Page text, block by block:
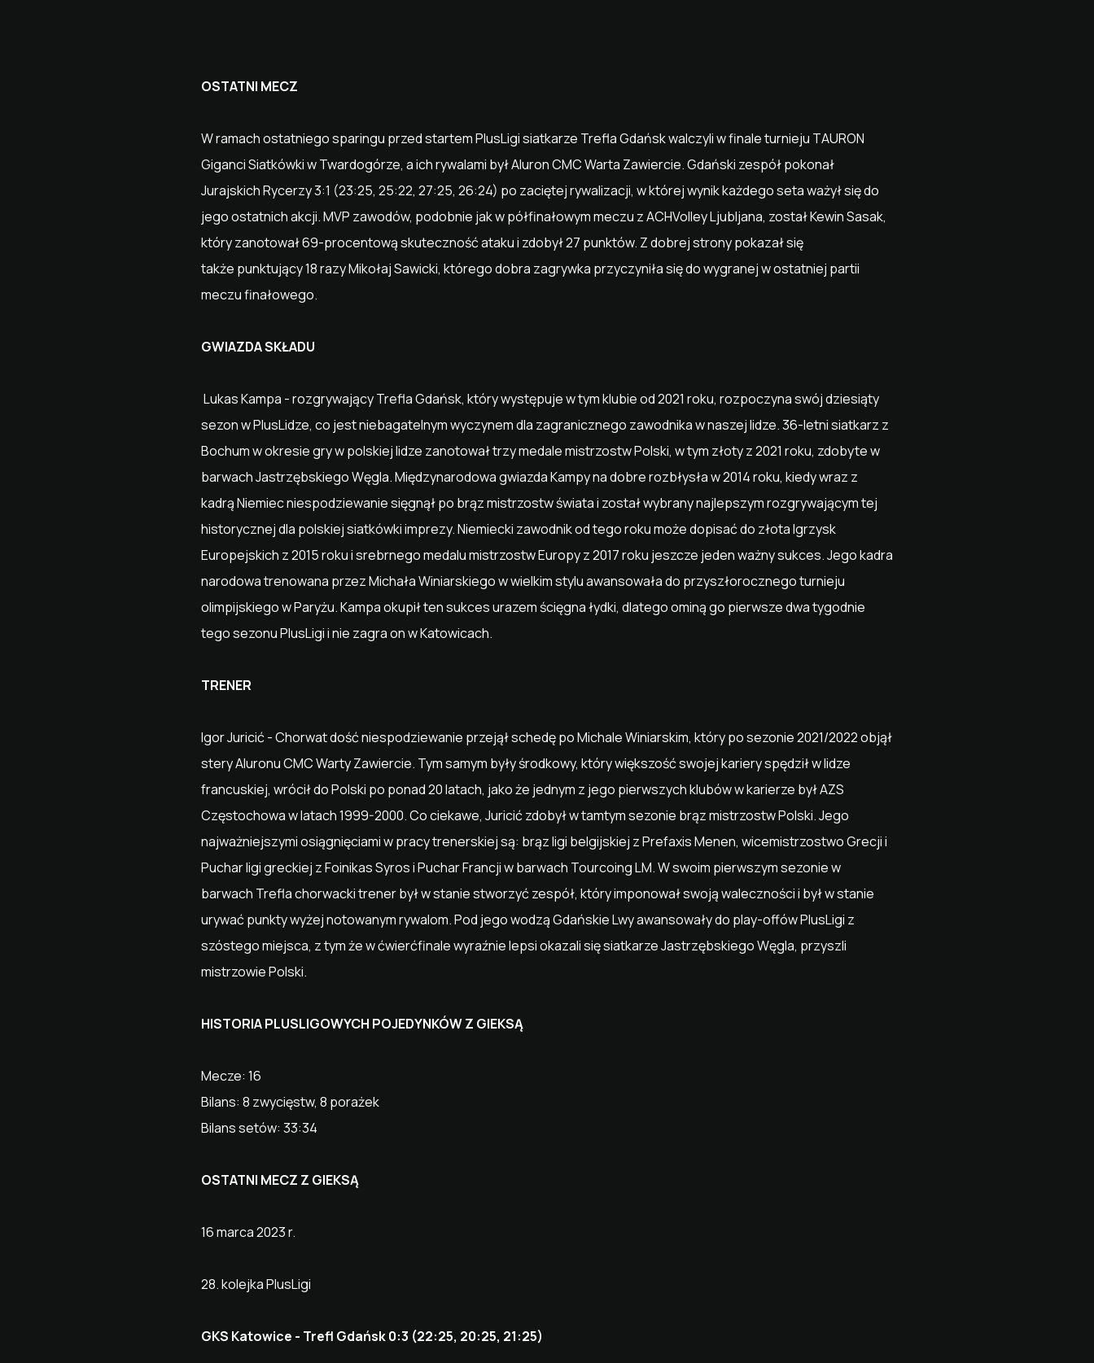
OSTATNI MECZ
W ramach ostatniego sparingu przed startem PlusLigi siatkarze Trefla Gdańsk walczyli w finale turnieju TAURON
Giganci Siatkówki w Twardogórze, a ich rywalami był Aluron CMC Warta Zawiercie. Gdański zespół pokonał
Jurajskich Rycerzy 3:1 (23:25, 25:22, 27:25, 26:24) po zaciętej rywalizacji, w której wynik każdego seta ważył się do
jego ostatnich akcji. MVP zawodów, podobnie jak w półfinałowym meczu z ACHVolley Ljubljana, został Kewin Sasak,
który zanotował 69-procentową skuteczność ataku i zdobył 27 punktów. Z dobrej strony pokazał się
także punktujący 18 razy Mikołaj Sawicki, którego dobra zagrywka przyczyniła się do wygranej w ostatniej partii
meczu finałowego.
GWIAZDA SKŁADU
Lukas Kampa - rozgrywający Trefla Gdańsk, który występuje w tym klubie od 2021 roku, rozpoczyna swój dziesiąty
sezon w PlusLidze, co jest niebagatelnym wyczynem dla zagranicznego zawodnika w naszej lidze. 36-letni siatkarz z
Bochum w okresie gry w polskiej lidze zanotował trzy medale mistrzostw Polski, w tym złoty z 2021 roku, zdobyte w
barwach Jastrzębskiego Węgla. Międzynarodowa gwiazda Kampy na dobre rozbłysła w 2014 roku, kiedy wraz z
kadrą Niemiec niespodziewanie sięgnął po brąz mistrzostw świata i został wybrany najlepszym rozgrywającym tej
historycznej dla polskiej siatkówki imprezy. Niemiecki zawodnik od tego roku może dopisać do złota Igrzysk
Europejskich z 2015 roku i srebrnego medalu mistrzostw Europy z 2017 roku jeszcze jeden ważny sukces. Jego kadra
narodowa trenowana przez Michała Winiarskiego w wielkim stylu awansowała do przyszłorocznego turnieju
olimpijskiego w Paryżu. Kampa okupił ten sukces urazem ścięgna łydki, dlatego ominą go pierwsze dwa tygodnie
tego sezonu PlusLigi i nie zagra on w Katowicach.
TRENER
Igor Juricić - Chorwat dość niespodziewanie przejął schedę po Michale Winiarskim, który po sezonie 2021/2022 objął
stery Aluronu CMC Warty Zawiercie. Tym samym były środkowy, który większość swojej kariery spędził w lidze
francuskiej, wrócił do Polski po ponad 20 latach, jako że jednym z jego pierwszych klubów w karierze był AZS
Częstochowa w latach 1999-2000. Co ciekawe, Juricić zdobył w tamtym sezonie brąz mistrzostw Polski. Jego
najważniejszymi osiągnięciami w pracy trenerskiej są: brąz ligi belgijskiej z Prefaxis Menen, wicemistrzostwo Grecji i
Puchar ligi greckiej z Foinikas Syros i Puchar Francji w barwach Tourcoing LM. W swoim pierwszym sezonie w
barwach Trefla chorwacki trener był w stanie stworzyć zespół, który imponował swoją waleczności i był w stanie
urywać punkty wyżej notowanym rywalom. Pod jego wodzą Gdańskie Lwy awansowały do play-offów PlusLigi z
szóstego miejsca, z tym że w ćwierćfinale wyraźnie lepsi okazali się siatkarze Jastrzębskiego Węgla, przyszli
mistrzowie Polski.
HISTORIA PLUSLIGOWYCH POJEDYNKÓW Z GIEKSĄ
Mecze: 16
Bilans: 8 zwycięstw, 8 porażek
Bilans setów: 33:34
OSTATNI MECZ Z GIEKSĄ
16 marca 2023 r.
28. kolejka PlusLigi
GKS Katowice - Trefl Gdańsk 0:3 (22:25, 20:25, 21:25)